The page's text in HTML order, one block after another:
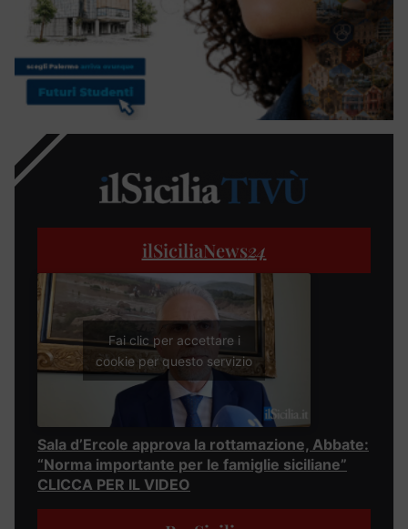
ilSiciliaNews24
Fai clic per accettare i
cookie per questo servizio
Sala d’Ercole approva la rottamazione, Abbate:
“Norma importante per le famiglie siciliane”
CLICCA PER IL VIDEO